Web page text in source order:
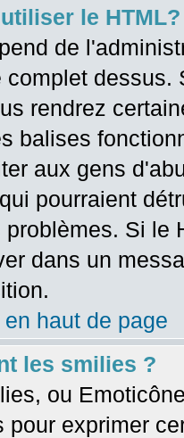
le HTML?
de
complet dessus.
rendrez
balises
aux gens
pourraient
problèmes. Si le
dans un
haut de page
les smilies ?
ou
pour exprimer